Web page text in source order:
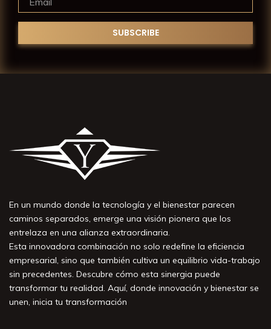
En un mundo donde la tecnología y el bienestar parecen
caminos separados, emerge una visión pionera que los
entrelaza en una alianza extraordinaria.
Esta innovadora combinación no solo redefine la eficiencia
empresarial, sino que también cultiva un equilibrio vida-trabajo
sin precedentes. Descubre cómo esta sinergia puede
transformar tu realidad. Aquí, donde innovación y bienestar se
unen, inicia tu transformación